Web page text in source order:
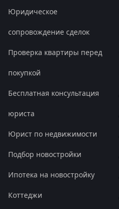
Юридическое
сопровождение сделок
Проверка квартиры перед
покупкой
Бесплатная консультация
юриста
Юрист по недвижимости
Подбор новостройки
Ипотека на новостройку
Коттеджи